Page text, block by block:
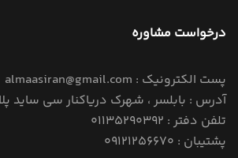
درخواست مشاوره
پست الکترونیک : almaasiran@gmail.com
آدرس : بابلسر ، شهرک دریاکنار سی ساید
تلفن دفتر : 01135290392
پشتیبان : 09121256670